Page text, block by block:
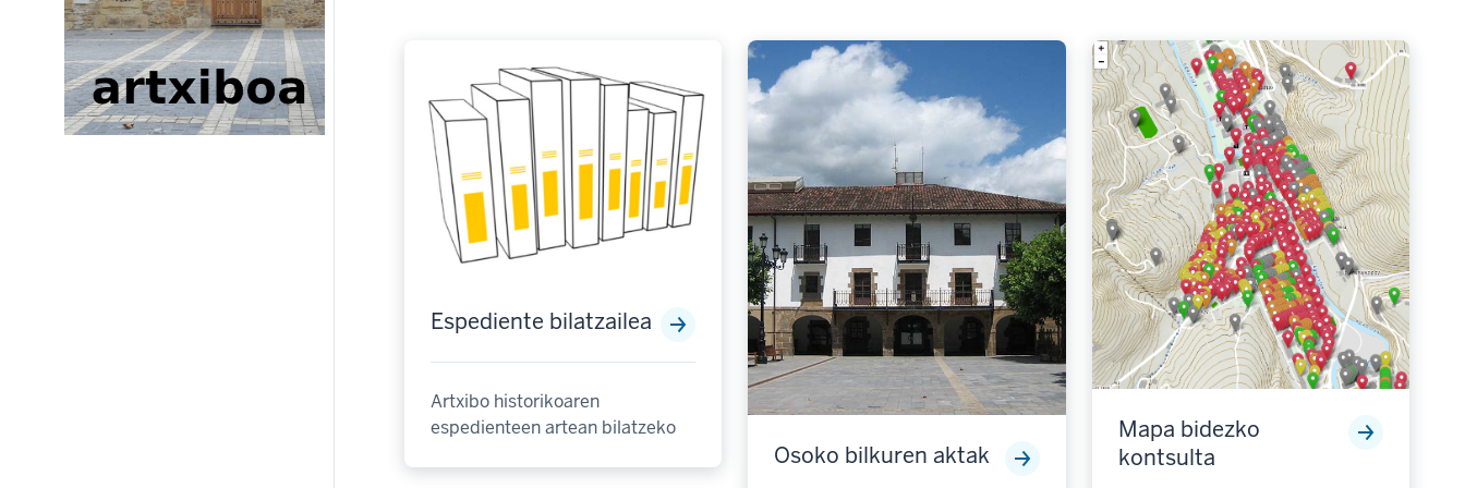
Espediente bilatzailea
Artxibo historikoaren
espedienteen artean bilatzeko
Osoko bilkuren aktak
Mapa bidezko
kontsulta